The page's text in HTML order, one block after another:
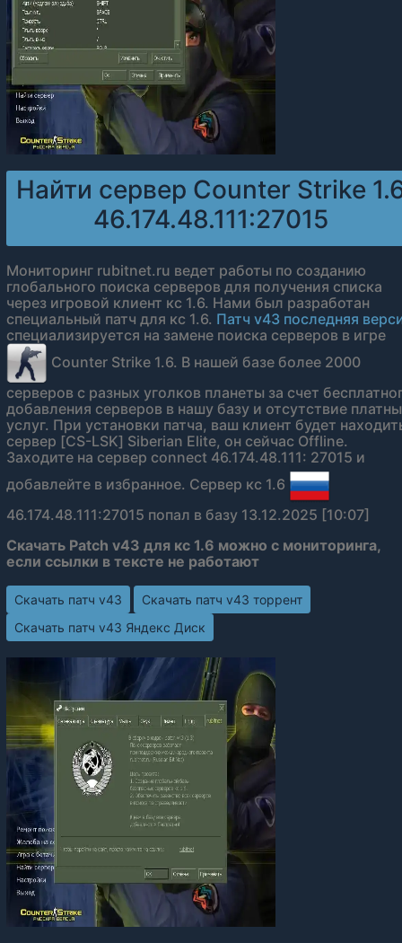
Найти сервер Counter Strike
46.174.48.111:27015
Мониторинг rubitnet.ru ведет работы по созданию
глобального поиска серверов для получения списка
через игровой клиент кс 1.6. Нами был разработан
специальный патч для кс 1.6. Патч v43 последняя
специализируется на замене поиска серверов в игре
Counter Strike 1.6. В нашей базе более 2000
серверов с разных уголков планеты за счет
добавления серверов в нашу базу и отсутствие
услуг. При установки патча, ваш клиент будет
сервер [CS-LSK] Siberian Elite, он сейчас Offline.
Заходите на сервер connect 46.174.48.111: 27015 и
добавлейте в избранное. Сервер кс 1.6
46.174.48.111:27015 попал в базу 13.12.2025 [10:07]
Скачать Patch v43 для кс 1.6 можно с мониторинга,
если ссылки в тексте не работают
Скачать патч v43
Скачать патч v43 торрент
Скачать патч v43 Яндекс Диск